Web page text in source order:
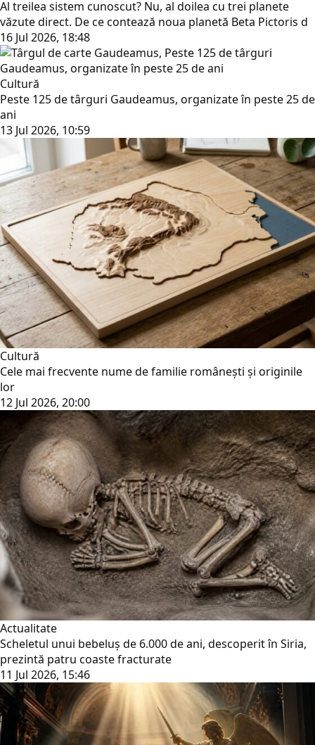
Al treilea sistem cunoscut? Nu, al doilea cu trei planete
văzute direct. De ce contează noua planetă Beta Pictoris d
16 Jul 2026, 18:48
Cultură
Peste 125 de târguri Gaudeamus, organizate în peste 25 de
ani
13 Jul 2026, 10:59
Cultură
Cele mai frecvente nume de familie românești și originile
lor
12 Jul 2026, 20:00
Actualitate
Scheletul unui bebeluș de 6.000 de ani, descoperit în Siria,
prezintă patru coaste fracturate
11 Jul 2026, 15:46